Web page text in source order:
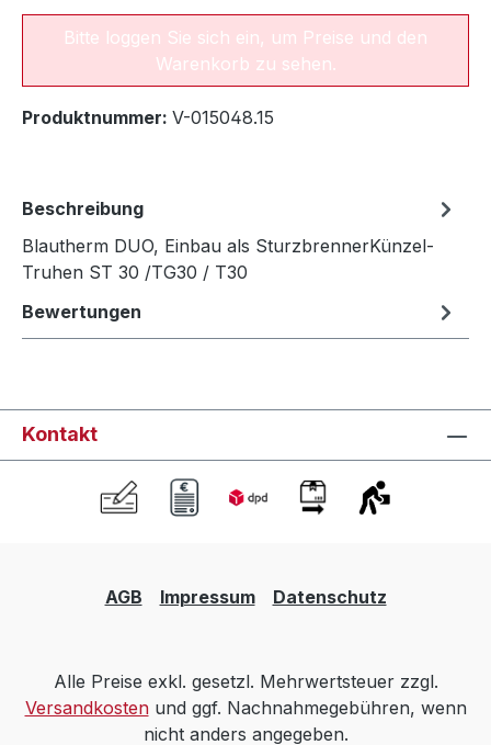
Bitte loggen Sie sich ein, um Preise und den
Warenkorb zu sehen.
Produktnummer: V-015048.15
Beschreibung
Blautherm DUO, Einbau als SturzbrennerKünzel-
Truhen ST 30 /TG30 / T30
Bewertungen
Kontakt
AGB Impressum Datenschutz
Alle Preise exkl. gesetzl. Mehrwertsteuer zzgl.
Versandkostenund ggf. Nachnahmegebühren, wenn
nicht anders angegeben.